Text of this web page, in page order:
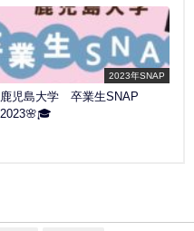
2023年SNAP
鹿児島大学 卒業生SNAP
2023🌸🎓